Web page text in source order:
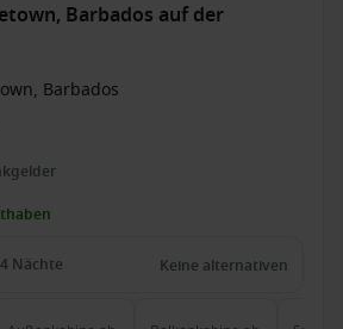
Barbados auf der
Barbados
Nächte Keine alternativen